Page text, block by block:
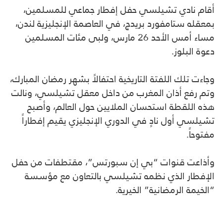
أقام نادي تشيلسي حفل إفطار جماعي للمسلمين،
بمعقله ستامفورد بريدج، في العاصمة الإنجليزية لندن،
مساء أمس الأحد 26 مارس، ولبى مئات المسلمين
دعوة البلوز.
وجاءت تلك اللفتة التاريخية احتفالاً بشهر رمضان المبارك،
وتم رفع أذان المغرب من داخل معقل تشيلسي، ونالت
هذه اللقطة استحسان الملايين حول العالم، وأصبح
تشيلسي أول نادٍ في الدوري الإنجليزي يقيم إفطاراً
مفتوحاً.
وأذاعت قنوات “بي إن سبورتس”، مقتطفات من حفل
الإفطار الذي نظمه تشيلسي بالتعاون مع مؤسسة
“الخيمة الرمضانية” الخيرية.